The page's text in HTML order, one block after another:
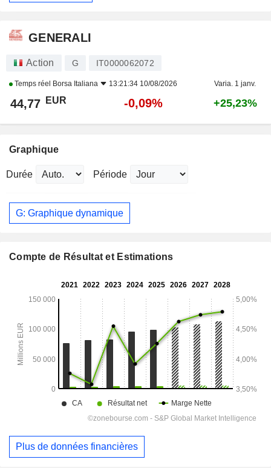
GENERALI
Action G IT0000062072
Temps réel Borsa Italiana 13:21:34 10/08/2026 Varia. 1 janv.
44,77 EUR -0,09% +25,23%
Graphique
Durée Période
G: Graphique dynamique
Compte de Résultat et Estimations
Plus de données financières